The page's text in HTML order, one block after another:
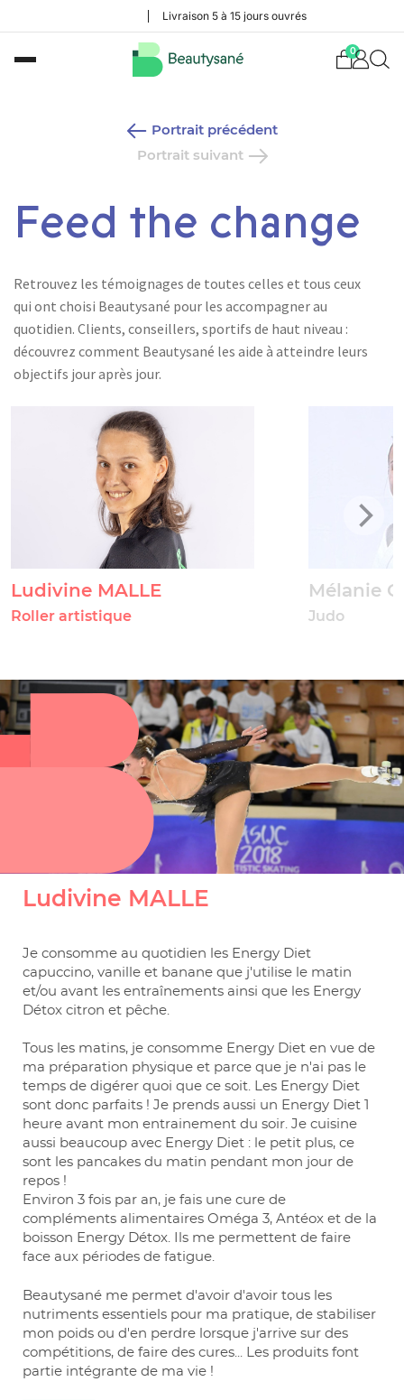
Livraison 5 à 15 jours ouvrés
0
Portrait précédent
Portrait suivant
Feed the change
Retrouvez les témoignages de toutes celles et tous ceux
qui ont choisi Beautysané pour les accompagner au
quotidien. Clients, conseillers, sportifs de haut niveau :
découvrez comment Beautysané les aide à atteindre leurs
objectifs jour après jour.
Mélanie
Judo
Ludivine MALLE
Roller artistique
Ludivine MALLE
Je consomme au quotidien les Energy Diet
capuccino, vanille et banane que j'utilise le matin
et/ou avant les entraînements ainsi que les Energy
Détox citron et pêche.
Tous les matins, je consomme Energy Diet en vue de
ma préparation physique et parce que je n'ai pas le
temps de digérer quoi que ce soit. Les Energy Diet
sont donc parfaits ! Je prends aussi un Energy Diet 1
heure avant mon entrainement du soir. Je cuisine
aussi beaucoup avec Energy Diet : le petit plus, ce
sont les pancakes du matin pendant mon jour de
repos !
Environ 3 fois par an, je fais une cure de
compléments alimentaires Oméga 3, Antéox et de la
boisson Energy Détox. Ils me permettent de faire
face aux périodes de fatigue.
Beautysané me permet d'avoir d'avoir tous les
nutriments essentiels pour ma pratique, de stabiliser
mon poids ou d'en perdre lorsque j'arrive sur des
compétitions, de faire des cures... Les produits font
partie intégrante de ma vie !